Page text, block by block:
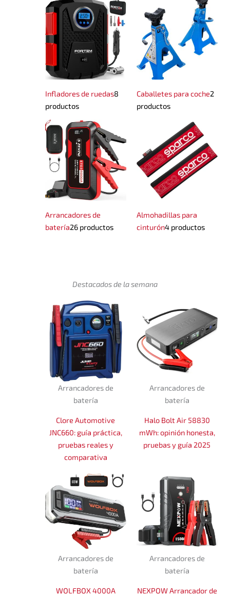
Infladores de ruedas8
productos
Caballetes para coche2
productos
Arrancadores de
batería26 productos
Almohadillas para
cinturón4 productos
Destacados de la semana
Arrancadores de
batería
Clore Automotive
JNC660: guía práctica,
pruebas reales y
comparativa
Arrancadores de
batería
Halo Bolt Air 58830
mWh: opinión honesta,
pruebas y guía 2025
Arrancadores de
batería
WOLFBOX 4000A
Arrancadores de
batería
NEXPOW Arrancador de